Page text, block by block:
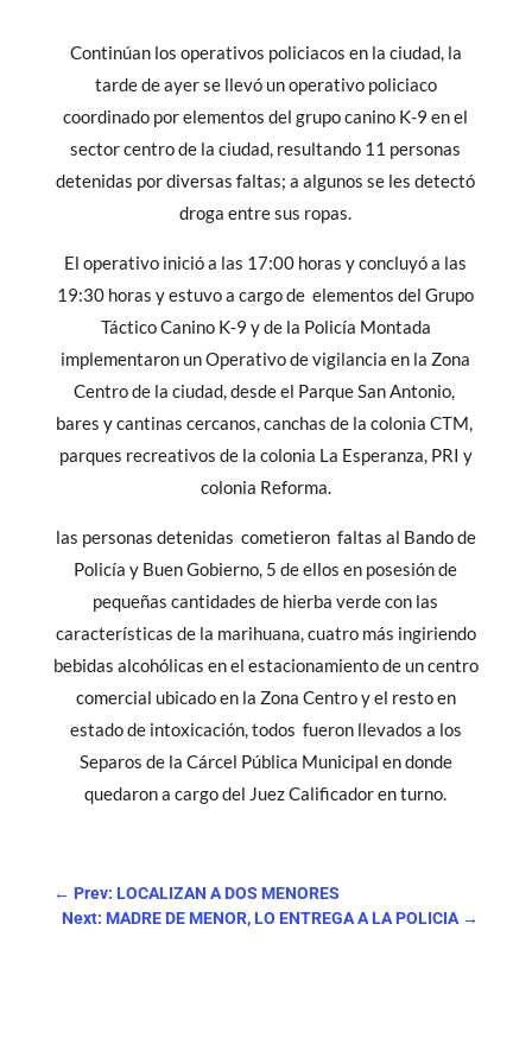
Continúan los operativos policiacos en la ciudad, la
tarde de ayer se llevó un operativo policiaco
coordinado por elementos del grupo canino K-9 en el
sector centro de la ciudad, resultando 11 personas
detenidas por diversas faltas; a algunos se les detectó
droga entre sus ropas.
El operativo inició a las 17:00 horas y concluyó a las
19:30 horas y estuvo a cargo de elementos del Grupo
Táctico Canino K-9 y de la Policía Montada
implementaron un Operativo de vigilancia en la Zona
Centro de la ciudad, desde el Parque San Antonio,
bares y cantinas cercanos, canchas de la colonia CTM,
parques recreativos de la colonia La Esperanza, PRI y
colonia Reforma.
las personas detenidas cometieron faltas al Bando de
Policía y Buen Gobierno, 5 de ellos en posesión de
pequeñas cantidades de hierba verde con las
características de la marihuana, cuatro más ingiriendo
bebidas alcohólicas en el estacionamiento de un centro
comercial ubicado en la Zona Centro y el resto en
estado de intoxicación, todos fueron llevados a los
Separos de la Cárcel Pública Municipal en donde
quedaron a cargo del Juez Calificador en turno.
← Prev: LOCALIZAN A DOS MENORES
Next: MADRE DE MENOR, LO ENTREGA A LA POLICIA →